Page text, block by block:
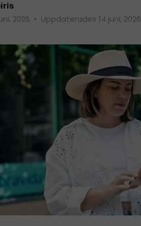
2026 • Uppdaterades 14 juni, 2026